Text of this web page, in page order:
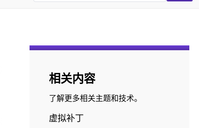
相关内容
了解更多相关主题和技术。
虚拟补丁